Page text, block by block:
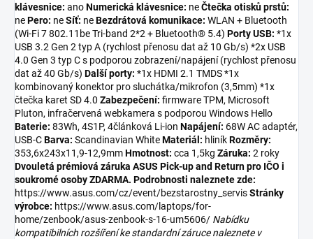
klávesnice: anoNumerická klávesnice: neČtečka otisků prstů:
nePero: neSíť: neBezdrátová komunikace: WLAN + Bluetooth
(Wi-Fi 7 802.11be Tri-band 2*2 + Bluetooth® 5.4) Porty USB: *1x
USB 3.2 Gen 2 typ A (rychlost přenosu dat až 10 Gb/s) *2x USB
4.0 Gen 3 typ C s podporou zobrazení/napájení (rychlost přenosu
dat až 40 Gb/s) Další porty: *1x HDMI 2.1 TMDS *1x
kombinovaný konektor pro sluchátka/mikrofon (3,5mm) *1x
čtečka karet SD 4.0 Zabezpečení: firmware TPM, Microsoft
Pluton, infračervená webkamera s podporou Windows Hello
Baterie: 83Wh, 4S1P, 4článková Li-ion Napájení: 68W AC adaptér,
USB-CBarva: Scandinavian WhiteMateriál: hliníkRozměry:
353,6x243x11,9-12,9mmHmotnost: cca 1,5kg Záruka: 2 roky
Dvouletá prémiová záruka ASUS Pick-up and Return pro IČO i
soukromé osoby ZDARMA. Podrobnosti naleznete zde:
https://www.asus.com/cz/event/bezstarostny_servisStránky
výrobce: https://www.asus.com/laptops/for-
home/zenbook/asus-zenbook-s-16-um5606/ Nabídku
kompatibilních rozšíření ke standardní záruce naleznete v